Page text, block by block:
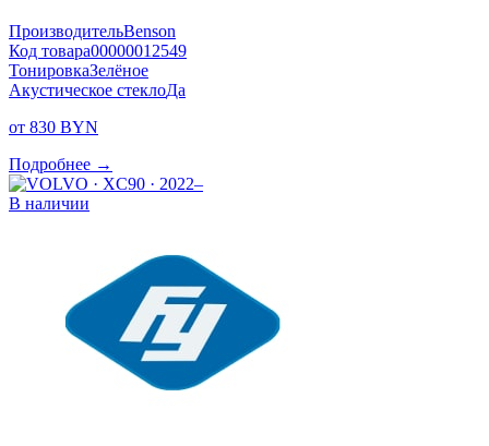
ПроизводительBenson
Код товара00000012549
ТонировкаЗелёное
Акустическое стеклоДа
от 830 BYN
Подробнее →
В наличии